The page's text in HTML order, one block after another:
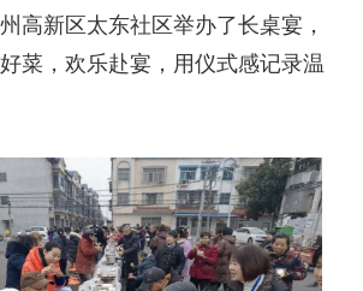
高新区太东社区举办了长桌宴，
菜，欢乐赴宴，用仪式感记录温